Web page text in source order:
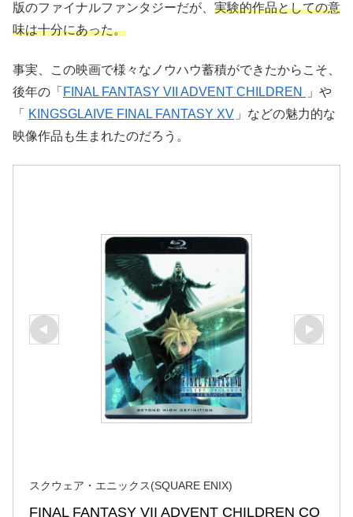
版のファイナルファンタジーだが、 実験的作品としての意
味は十分にあった。
事実、この映画で様々なノウハウ蓄積ができたからこそ、
後年の「 FINAL FANTASY VII ADVENT CHILDREN
」や
「
KINGSGLAIVE FINAL FANTASY XV 」などの魅力的な
映像作品も生まれたのだろう。
スクウェア・エニックス(SQUARE ENIX)
FINAL FANTASY VII ADVENT CHILDREN CO